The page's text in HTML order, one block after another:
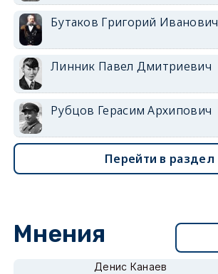
Бутаков Григорий Иванович
Линник Павел Дмитриевич
Рубцов Герасим Архипович
Перейти в раздел
Мнения
Денис Канаев